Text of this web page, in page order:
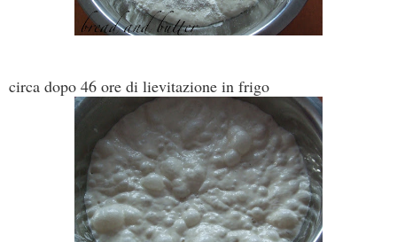
circa dopo 46 ore di lievitazione in frigo